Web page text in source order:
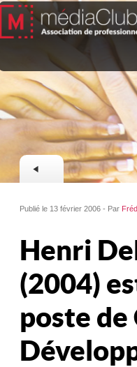
Publié le 13 février 2006 - Par
Henri
(2004)
poste de